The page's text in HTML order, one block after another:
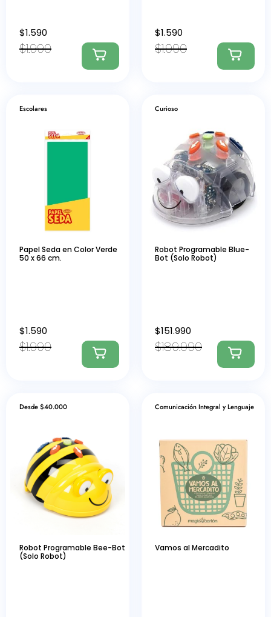
$1.990
$1.590
$1.990
$1.590
Escolares
Papel Seda en Color Verde
50 x 66 cm.
$1.990
$1.590
Curioso
Robot Programable Blue-
Bot (Solo Robot)
$189.990
$151.990
Desde $40.000
Robot Programable Bee-Bot
(Solo Robot)
Comunicación Integral y Lenguaje
Vamos al Mercadito